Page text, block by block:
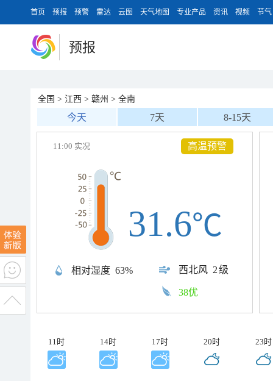
首页 预报 预警 雷达 云图 天气地图 专业产品 资讯 视频 节气
预报
全国 > 江西 > 赣州 > 全南
今天 7天 8-15天
高温预警
11:00 实况
相对湿度 63% 西北风 2级
31.6℃
38优
11时 14时 17时 20时 23时